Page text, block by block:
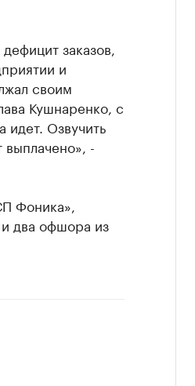
заказов,
и
своим
Кушнаренко, с
идет. Озвучить
-
Фоника»,
два офшора из